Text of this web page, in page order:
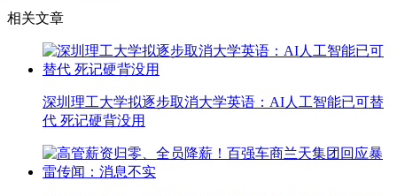
相关文章
深圳理工大学拟逐步取消大学英语：AI人工智能已可替
代 死记硬背没用